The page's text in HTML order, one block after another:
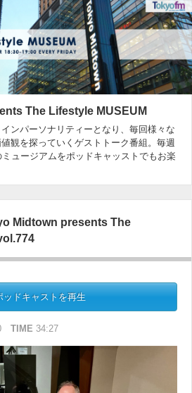
The Lifestyle MUSEUM
ンパーソナリティーとなり、毎回様々な
観を探っていくゲストトーク番組。毎週
ュージアムをポッドキャッストでもお楽
Midtown presents The
ッドキャストを再生
TIME 34:27